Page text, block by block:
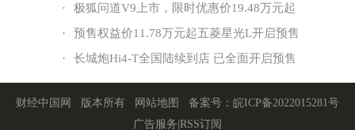
·
极狐问道V9上市，限时优惠价19.48万元起
·
预售权益价11.78万元起五菱星光L开启预售
·
长城炮Hi4-T全国陆续到店 已全面开启预售
财经中国网 版本所有 网站地图 备案号： 皖ICP备2022015281号
广告服务 RSS订阅